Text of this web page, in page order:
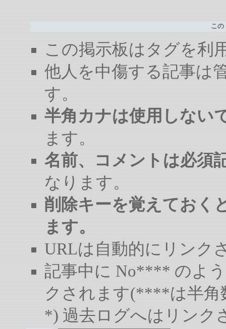
この
この掲示板はタグを利
他人を中傷する記事は
す。
半角カナは使用しない
ます。
名前、コメントは必須
なります。
削除キーを覚えておく
ます。
URLは自動的にリンク
記事中に No**** のよ
クされます(****は半角
*) 過去ログへはリンク